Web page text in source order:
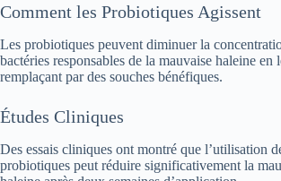
Comment les Probiotiques Agissent
Les probiotiques peuvent diminuer la
bactéries responsables de la mauvaise haleine en
remplaçant par des souches bénéfiques.
Études Cliniques
Des essais cliniques ont montré que l’utilisation
probiotiques peut réduire significativement la